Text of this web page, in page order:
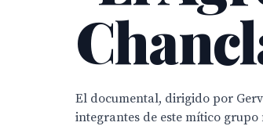
El documental, dirigido por
integrantes de este mítico grupo